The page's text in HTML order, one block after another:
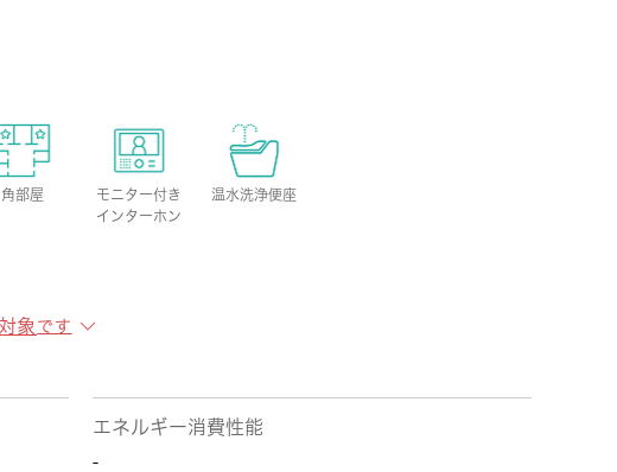
角部屋
モニター付き
インターホン
温水洗浄便座
象 です
エネルギー消費性能
-